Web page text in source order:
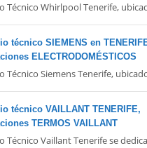
Técnico Whirlpool Tenerife,
técnico SIEMENS en
ELECTRODOMÉSTICOS
Técnico Siemens Tenerife,
técnico VAILLANT TENERIFE,
TERMOS VAILLANT
Técnico Vaillant Tenerife se